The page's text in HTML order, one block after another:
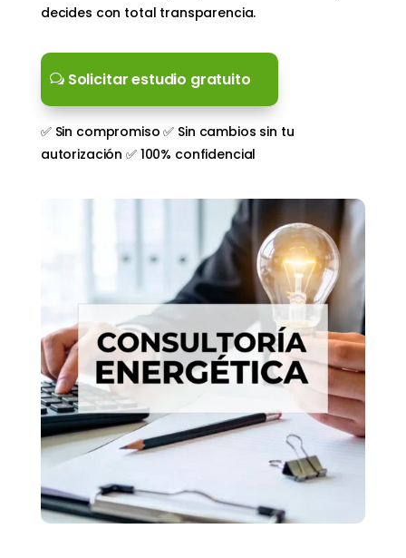
decides con total transparencia.
Solicitar estudio gratuito
✅ Sin compromiso ✅ Sin cambios sin tu
autorización ✅ 100% confidencial